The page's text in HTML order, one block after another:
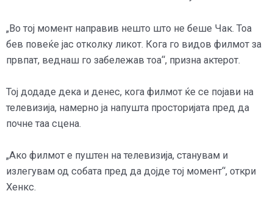
„Во тој момент направив нешто што не беше Чак. Тоа
бев повеќе јас отколку ликот. Кога го видов филмот за
првпат, веднаш го забележав тоа“, призна актерот.
Тој додаде дека и денес, кога филмот ќе се појави на
телевизија, намерно ја напушта просторијата пред да
почне таа сцена.
„Ако филмот е пуштен на телевизија, станувам и
излегувам од собата пред да дојде тој момент“, откри
Хенкс.